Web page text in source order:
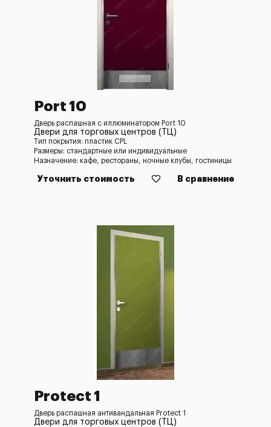
Port 10
Дверь распашная с иллюминатором Port 10
Двери для торговых центров (ТЦ)
Тип покрытия: пластик CPL
Размеры: стандартные или индивидуальные
Назначение: кафе, рестораны, ночные клубы, гостиницы
Уточнить стоимость В сравнение
Protect 1
Дверь распашная антивандальная Protect 1
Двери для торговых центров (ТЦ)